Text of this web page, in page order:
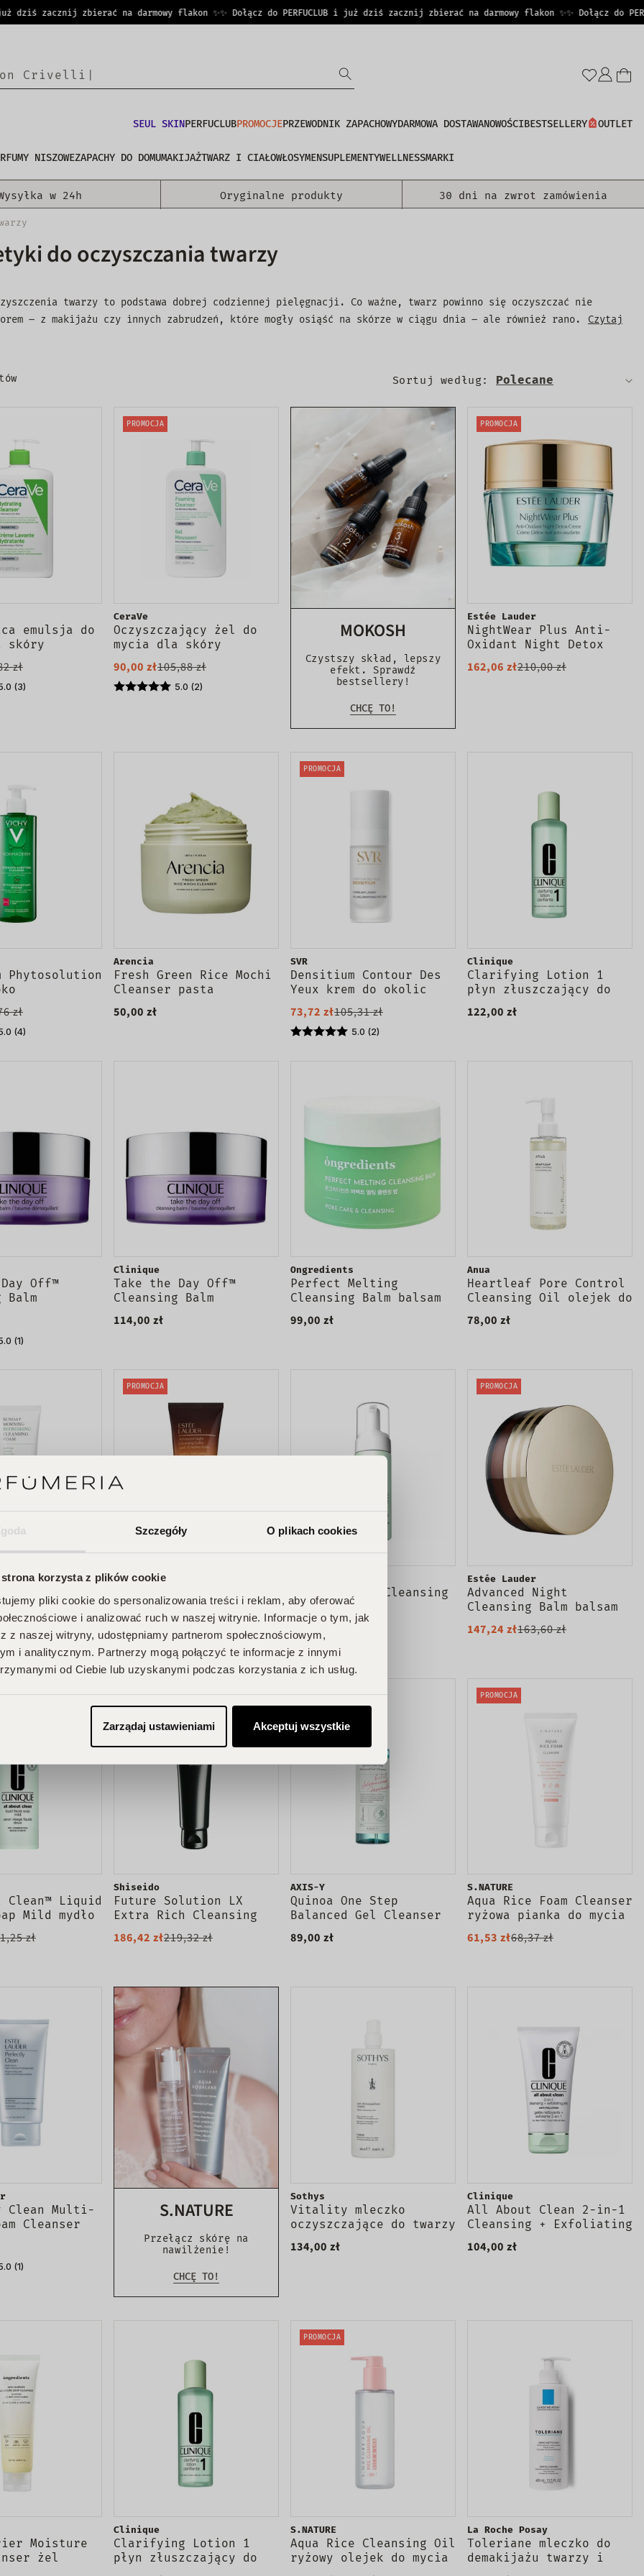
Szczegóły O plikach cookies
strona korzysta z plików cookie
pliki cookie do spersonalizowania treści i reklam, aby oferować
i analizować ruch w naszej witrynie. Informacje o tym, jak
z naszej witryny, udostępniamy partnerom społecznościowym,
i analitycznym. Partnerzy mogą połączyć te informacje z innymi
od Ciebie lub uzyskanymi podczas korzystania z ich usług.
Zarządaj ustawieniami Akceptuj wszystkie
dziś zacznij zbierać na darmowy flakon ✨✨ Dołącz do PERFUCLUB i już dziś zacznij zbierać na darmowy flakon ✨✨ Dołącz do
SEUL SKINPERFUCLUBPROMOCJEPRZEWODNIK ZAPACHOWYDARMOWA DOSTAWANOWOŚCIBESTSELLERY OUTLET
NISZOWEZAPACHY DO DOMUMAKIJAŻTWARZ I CIAŁOWŁOSYMENSUPLEMENTYWELLNESSMARKI
w 24h Oryginalne produkty 30 dni na zwrot zamówienia
do oczyszczania twarzy
twarzy to podstawa dobrej codziennej pielęgnacji. Co ważne, twarz powinno się oczyszczać nie
– z makijażu czy innych zabrudzeń, które mogły osiąść na skórze w ciągu dnia – ale również rano.
Czytaj
Sortuj według:
emulsja do
skóry
zł
(3)
PROMOCJA
CeraVe
Oczyszczający żel do
mycia dla skóry
976ml
90,00 zł105,88 zł
5.0 (2)
MOKOSH
Czystszy skład, lepszy
efekt. Sprawdź
bestsellery!
CHCĘ TO!
PROMOCJA
Estée Lauder
NightWear Plus Anti-
Oxidant Night Detox
krem do twarzy na noc
162,06 zł210,00 zł
Phytosolution
zł
(4)
Arencia
Fresh Green Rice Mochi
Cleanser pasta
nawilżająca 120g
50,00 zł
PROMOCJA
SVR
Densitium Contour Des
Yeux krem do okolic
73,72 zł105,31 zł
5.0 (2)
Clinique
Clarifying Lotion 1
płyn złuszczający do
suchej i suchej 400ml
122,00 zł
Off™
Balm
balsam do
125ml
(1)
Clinique
Take the Day Off™
Cleansing Balm
jedwabisty balsam do
usuwania makijażu 125ml
114,00 zł
Ongredients
Perfect Melting
Cleansing Balm balsam
do demakijażu i
oczyszczania twarzy
99,00 zł
Anua
Heartleaf Pore Control
Cleansing Oil olejek do
oczyszczania twarzy
200ml
78,00 zł
Cleansing
twarzy 120ml
PROMOCJA
Estée Lauder
Cleansing Gelee żel do
mycia twarzy 100ml
135,01 zł150,01 zł
Extra Gentle Cleansing
Foam pianka
oczyszczająca 125ml
99,00 zł
PROMOCJA
Estée Lauder
Advanced Night
Cleansing Balm balsam
do demakijażu 70ml
147,24 zł163,60 zł
Clean™ Liquid
Mild mydło
do twarzy dla
400ml
zł
PROMOCJA
Shiseido
Future Solution LX
Extra Rich Cleansing
Foam bogata pianka
oczyszczająca do twarzy
186,42 zł219,32 zł
AXIS-Y
Quinoa One Step
Balanced Gel Cleanser
równoważący żel do
mycia twarzy 180ml
89,00 zł
PROMOCJA
S.NATURE
Aqua Rice Foam Cleanser
ryżowa pianka do mycia
twarzy 160ml
61,53 zł68,37 zł
Clean Multi-
Cleanser
oczyszczania
normalna i
(1)
S.NATURE
Przełącz skórę na
nawilżenie!
CHCĘ TO!
Sothys
Vitality mleczko
oczyszczające do twarzy
134,00 zł
Clinique
All About Clean 2-in-1
Cleansing + Exfoliating
Jelly głęboko
oczyszczający żel do
104,00 zł
Moisture
żel
do twarzy
Clinique
Clarifying Lotion 1
płyn złuszczający do
twarzy dla skóry bardzo
PROMOCJA
S.NATURE
Aqua Rice Cleansing Oil
ryżowy olejek do mycia
twarzy 200ml
La Roche Posay
Toleriane mleczko do
demakijażu twarzy i
oczu 400ml